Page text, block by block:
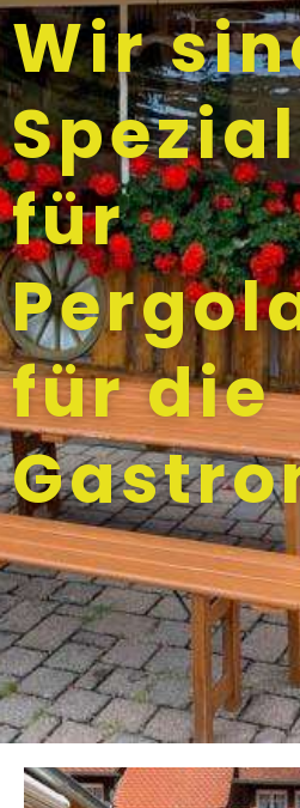
Wir
für
für die